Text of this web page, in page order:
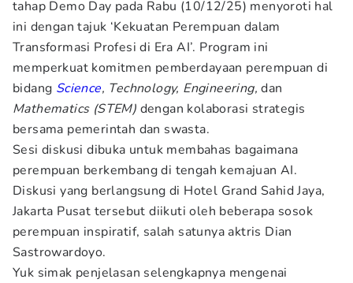
tahap Demo Day pada Rabu (10/12/25) menyoroti hal
ini dengan tajuk ‘Kekuatan Perempuan dalam
Transformasi Profesi di Era AI’. Program ini
memperkuat komitmen pemberdayaan perempuan di
bidang Science, Technology, Engineering,dan
Mathematics (STEM) dengan kolaborasi strategis
bersama pemerintah dan swasta.
Sesi diskusi dibuka untuk membahas bagaimana
perempuan berkembang di tengah kemajuan AI.
Diskusi yang berlangsung di Hotel Grand Sahid Jaya,
Jakarta Pusat tersebut diikuti oleh beberapa sosok
perempuan inspiratif, salah satunya aktris Dian
Sastrowardoyo.
Yuk simak penjelasan selengkapnya mengenai